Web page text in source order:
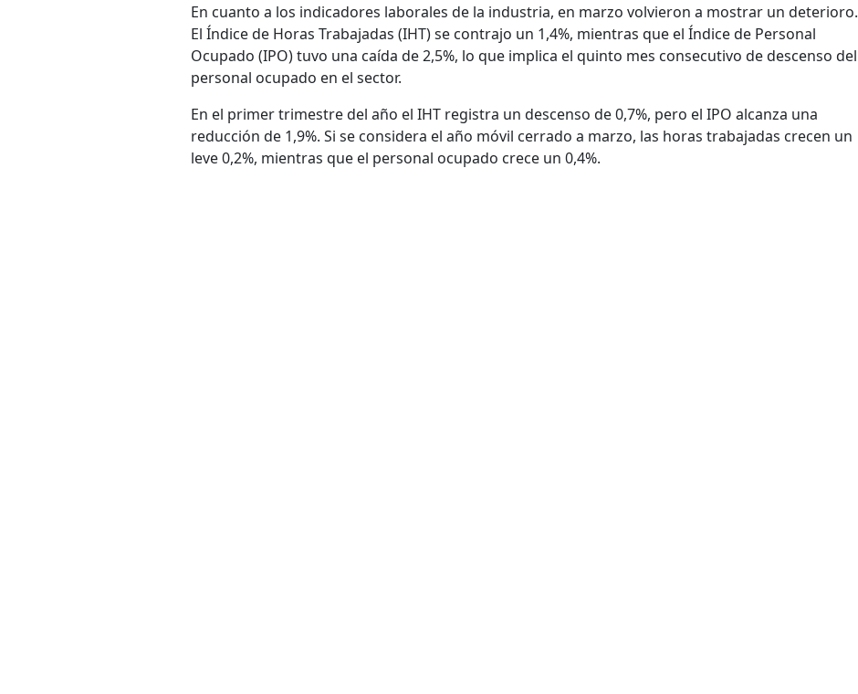
En cuanto a los indicadores laborales de la industria, en marzo volvieron a mostrar un deterioro.
El Índice de Horas Trabajadas (IHT) se contrajo un 1,4%, mientras que el Índice de Personal
Ocupado (IPO) tuvo una caída de 2,5%, lo que implica el quinto mes consecutivo de descenso del
personal ocupado en el sector.
En el primer trimestre del año el IHT registra un descenso de 0,7%, pero el IPO alcanza una
reducción de 1,9%. Si se considera el año móvil cerrado a marzo, las horas trabajadas crecen un
leve 0,2%, mientras que el personal ocupado crece un 0,4%.